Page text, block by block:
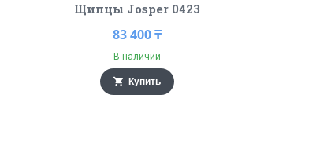
Щипцы Josper 0423
83 400 ₸
В наличии
Купить